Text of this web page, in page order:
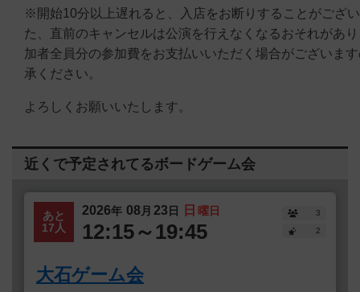
※開始10分以上遅れると、入店をお断りすることがござ
た、直前のキャンセルは公演を行えなくなるおそれがあ
加者全員分の参加費をお支払いいただく場合がございま
承ください。
よろしくお願いいたします。
近くで予定されてるボードゲーム会
あと
17人
2026年 08 月 23日 日 曜日
12:15～19:45
3
2
大石ゲーム会